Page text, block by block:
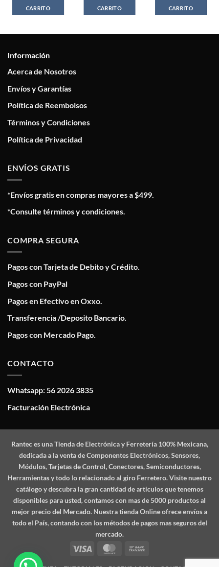
CARRITO
CARRITO
CARRITO
Información
Acerca de Nosotros
Envíos y Garantías
Política de Reembolsos
Términos y Condiciones
Política de Privacidad
ENVÍOS GRATIS
*Envíos gratis en compras mayores a $499.
*Consulte términos y condiciones.
COMPRA SEGURA
Pagos con Tarjeta de Debito y Crédito.
Pagos con PayPal
Pagos en Efectivo en Oxxo.
Transferencia /Deposito Bancario.
Pagos con Mercado Pago.
CONTACTO
Whatsapp: 56 2026 3835
Facturación Electrónica
Ranteces una Tienda de Electrónica y Ferretería 100% Mexicana,
dedicada a la venta de Componentes Electrónicos, Sensores,
Módulos, Tarjetas de Control, Conectores, Semiconductores,
Herramientas y todo lo relacionado al giro Ferretero. Visite nuestro
catálogo y descubra la gran cantidad de artículos que tenemos
disponibles para usted, contamos con mas de 5000 productos al
mejor precio del Mercado. Nuestra tienda Online ofrece envíos a
todo el País, contando con los métodos de pagos mas seguros del
mercado.
Visa
MasterCard